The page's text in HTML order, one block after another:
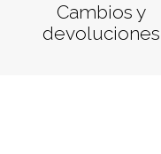
Cambios y
devoluciones